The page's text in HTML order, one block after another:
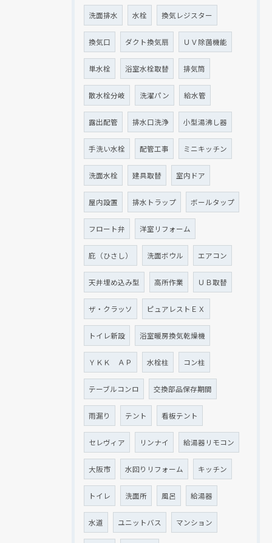
洗面排水 水栓 換気レジスター
換気口 ダクト換気扇 ＵＶ除菌機能
単水栓 浴室水栓取替 排気筒
散水栓分岐 洗濯パン 給水管
露出配管 排水口洗浄 小型湯沸し器
手洗い水栓 配管工事 ミニキッチン
洗面水栓 建具取替 室内ドア
屋内設置 排水トラップ ボールタップ
フロート弁 洋室リフォーム
庇（ひさし） 洗面ボウル エアコン
天井埋め込み型 高所作業 ＵＢ取替
ザ・クラッソ ピュアレストＥＸ
トイレ新設 浴室暖房換気乾燥機
ＹＫＫ ＡＰ 水栓柱 コン柱
テーブルコンロ 交換部品保存期間
雨漏り テント 看板テント
セレヴィア リンナイ 給湯器リモコン
大阪市 水回りリフォーム キッチン
トイレ 洗面所 風呂 給湯器
水道 ユニットバス マンション